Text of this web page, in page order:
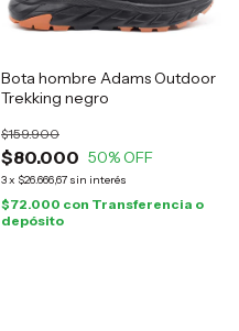
Bota hombre Adams Outdoor
Trekking negro
$80.000
$159.900
50% OFF
3x $26.666,67 sin interés
$72.000 con Transferencia o
depósito